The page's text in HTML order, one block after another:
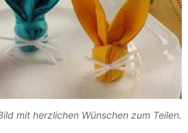
mit herzlichen Wünschen zum Teilen.